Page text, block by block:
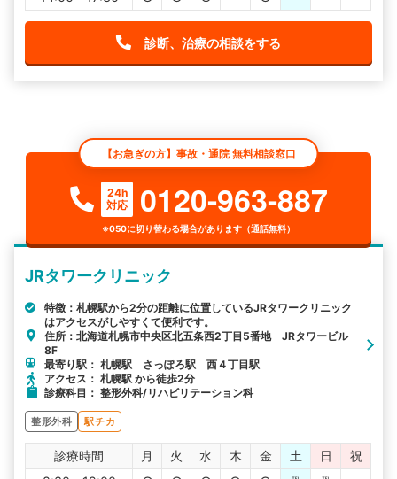
診断、治療の相談をする
【お急ぎの方】事故・通院 無料相談窓口
24h
対応
0120-963-887
※050に切り替わる場合があります（通話無料）
JRタワークリニック
特徴：札幌駅から2分の距離に位置しているJRタワークリニック
はアクセスがしやすくて便利です。
住所：北海道札幌市中央区北五条西2丁目5番地 JRタワービル
8F
最寄り駅： 札幌駅 さっぽろ駅 西４丁目駅
アクセス： 札幌駅 から徒歩2分
診療科目： 整形外科/リハビリテーション科
整形外科 駅チカ
診療時間 月 火 水 木 金 土 日
祝